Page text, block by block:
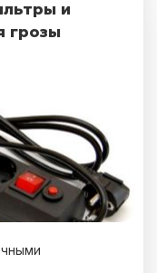
и
грозы